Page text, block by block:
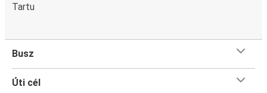
Tartu
Busz
Úti cél